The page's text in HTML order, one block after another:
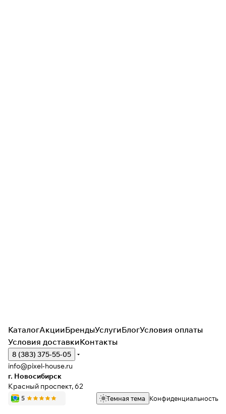
КаталогАкцииБрендыУслугиБлогУсловия оплаты
Условия доставкиКонтакты
8 (383) 375-55-05
info@pixel-house.ru
г. Новосибирск
Красный проспект, 62
Темная тема Конфиденциальность